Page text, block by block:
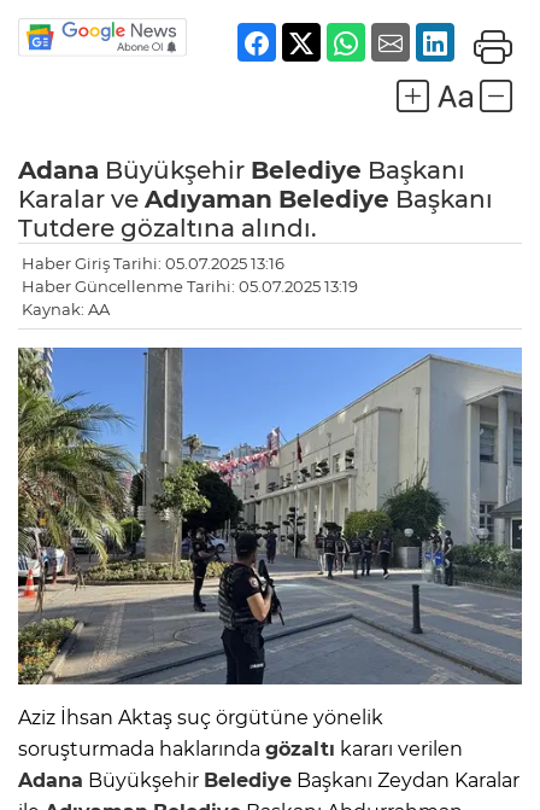
Adana Büyükşehir Belediye Başkanı
Karalar ve Adıyaman Belediye Başkanı
Tutdere gözaltına alındı.
Haber Giriş Tarihi: 05.07.2025 13:16
Haber Güncellenme Tarihi: 05.07.2025 13:19
Kaynak: AA
Aziz İhsan Aktaş suç örgütüne yönelik
soruşturmada haklarında gözaltı kararı verilen
Adana Büyükşehir Belediye Başkanı Zeydan Karalar